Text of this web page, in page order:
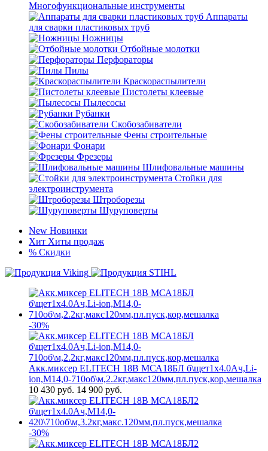
Многофункциональные инструменты
Аппараты
для сварки пластиковых труб
Ножницы
Отбойные молотки
Перфораторы
Пилы
Краскораспылители
Пистолеты клеевые
Пылесосы
Рубанки
Скобозабиватели
Фены строительные
Фонари
Фрезеры
Шлифовальные машины
Стойки для
электроинструмента
Штроборезы
Шуруповерты
New Новинки
Хит Хиты продаж
% Скидки
-30%
Акк.миксер ELITECH 18В МСА18БЛ б\щет1х4.0Ач,Li-
ion,М14,0-710об\м,2.2кг,макс120мм,пл.пуск,кор,мешалка
10 430 руб. 14 900 руб.
-30%